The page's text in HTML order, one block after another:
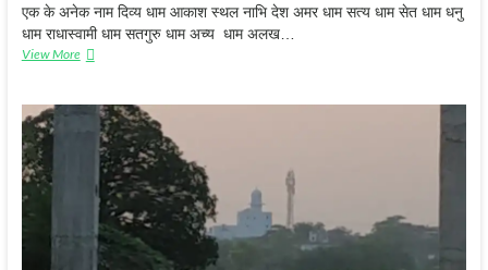
एक के अनेक नाम दिव्य धाम आकाश स्थल नाभि देश अमर धाम सत्य धाम सेत धाम धनु
धाम राधास्वामी धाम सतगुरु धाम अच्य धाम अलख…
View Moreएक
नाम